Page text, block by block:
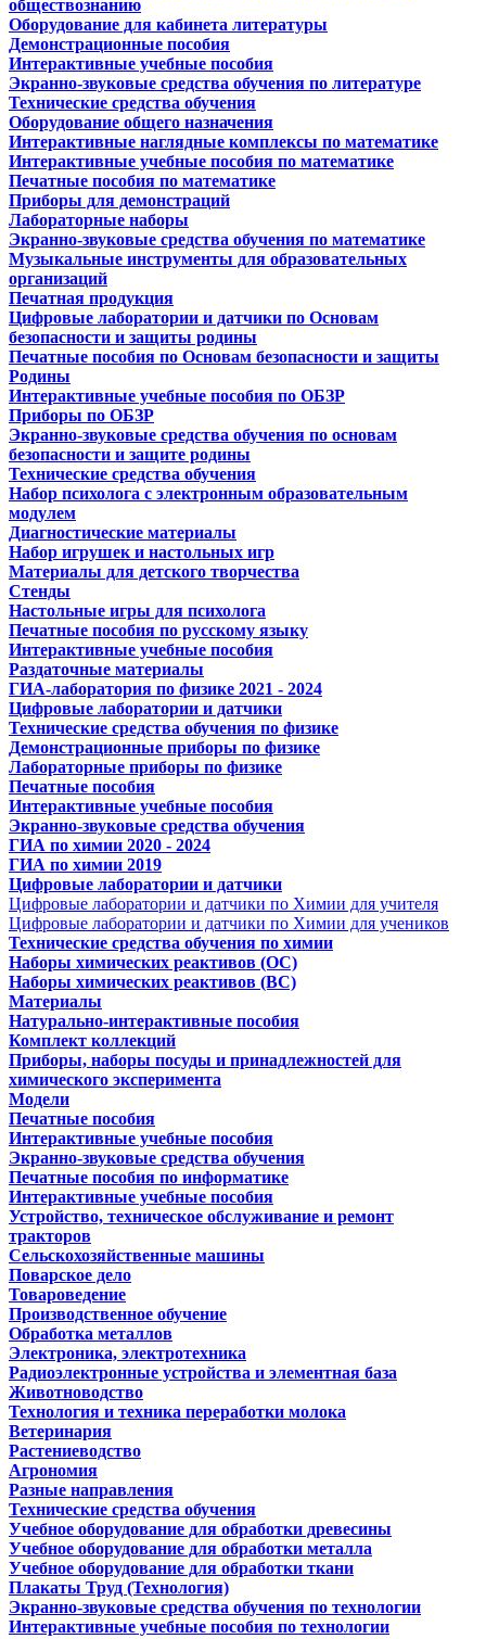
обществознанию
Оборудование для кабинета литературы
Демонстрационные пособия
Интерактивные учебные пособия
Экранно-звуковые средства обучения по литературе
Технические средства обучения
Оборудование общего назначения
Интерактивные наглядные комплексы по математике
Интерактивные учебные пособия по математике
Печатные пособия по математике
Приборы для демонстраций
Лабораторные наборы
Экранно-звуковые средства обучения по математике
Музыкальные инструменты для образовательных
организаций
Печатная продукция
Цифровые лаборатории и датчики по Основам
безопасности и защиты родины
Печатные пособия по Основам безопасности и защиты
Родины
Интерактивные учебные пособия по ОБЗР
Приборы по ОБЗР
Экранно-звуковые средства обучения по основам
безопасности и защите родины
Технические средства обучения
Набор психолога с электронным образовательным
модулем
Диагностические материалы
Набор игрушек и настольных игр
Материалы для детского творчества
Стенды
Настольные игры для психолога
Печатные пособия по русскому языку
Интерактивные учебные пособия
Раздаточные материалы
ГИА-лаборатория по физике 2021 - 2024
Цифровые лаборатории и датчики
Технические средства обучения по физике
Демонстрационные приборы по физике
Лабораторные приборы по физике
Печатные пособия
Интерактивные учебные пособия
Экранно-звуковые средства обучения
ГИА по химии 2020 - 2024
ГИА по химии 2019
Цифровые лаборатории и датчики
Цифровые лаборатории и датчики по Химии для учителя
Цифровые лаборатории и датчики по Химии для учеников
Технические средства обучения по химии
Наборы химических реактивов (ОС)
Наборы химических реактивов (ВС)
Материалы
Натурально-интерактивные пособия
Комплект коллекций
Приборы, наборы посуды и принадлежностей для
химического эксперимента
Модели
Печатные пособия
Интерактивные учебные пособия
Экранно-звуковые средства обучения
Печатные пособия по информатике
Интерактивные учебные пособия
Устройство, техническое обслуживание и ремонт
тракторов
Сельскохозяйственные машины
Поварское дело
Товароведение
Производственное обучение
Обработка металлов
Электроника, электротехника
Радиоэлектронные устройства и элементная база
Животноводство
Технология и техника переработки молока
Ветеринария
Растениеводство
Агрономия
Разные направления
Технические средства обучения
Учебное оборудование для обработки древесины
Учебное оборудование для обработки металла
Учебное оборудование для обработки ткани
Плакаты Труд (Технология)
Экранно-звуковые средства обучения по технологии
Интерактивные учебные пособия по технологии